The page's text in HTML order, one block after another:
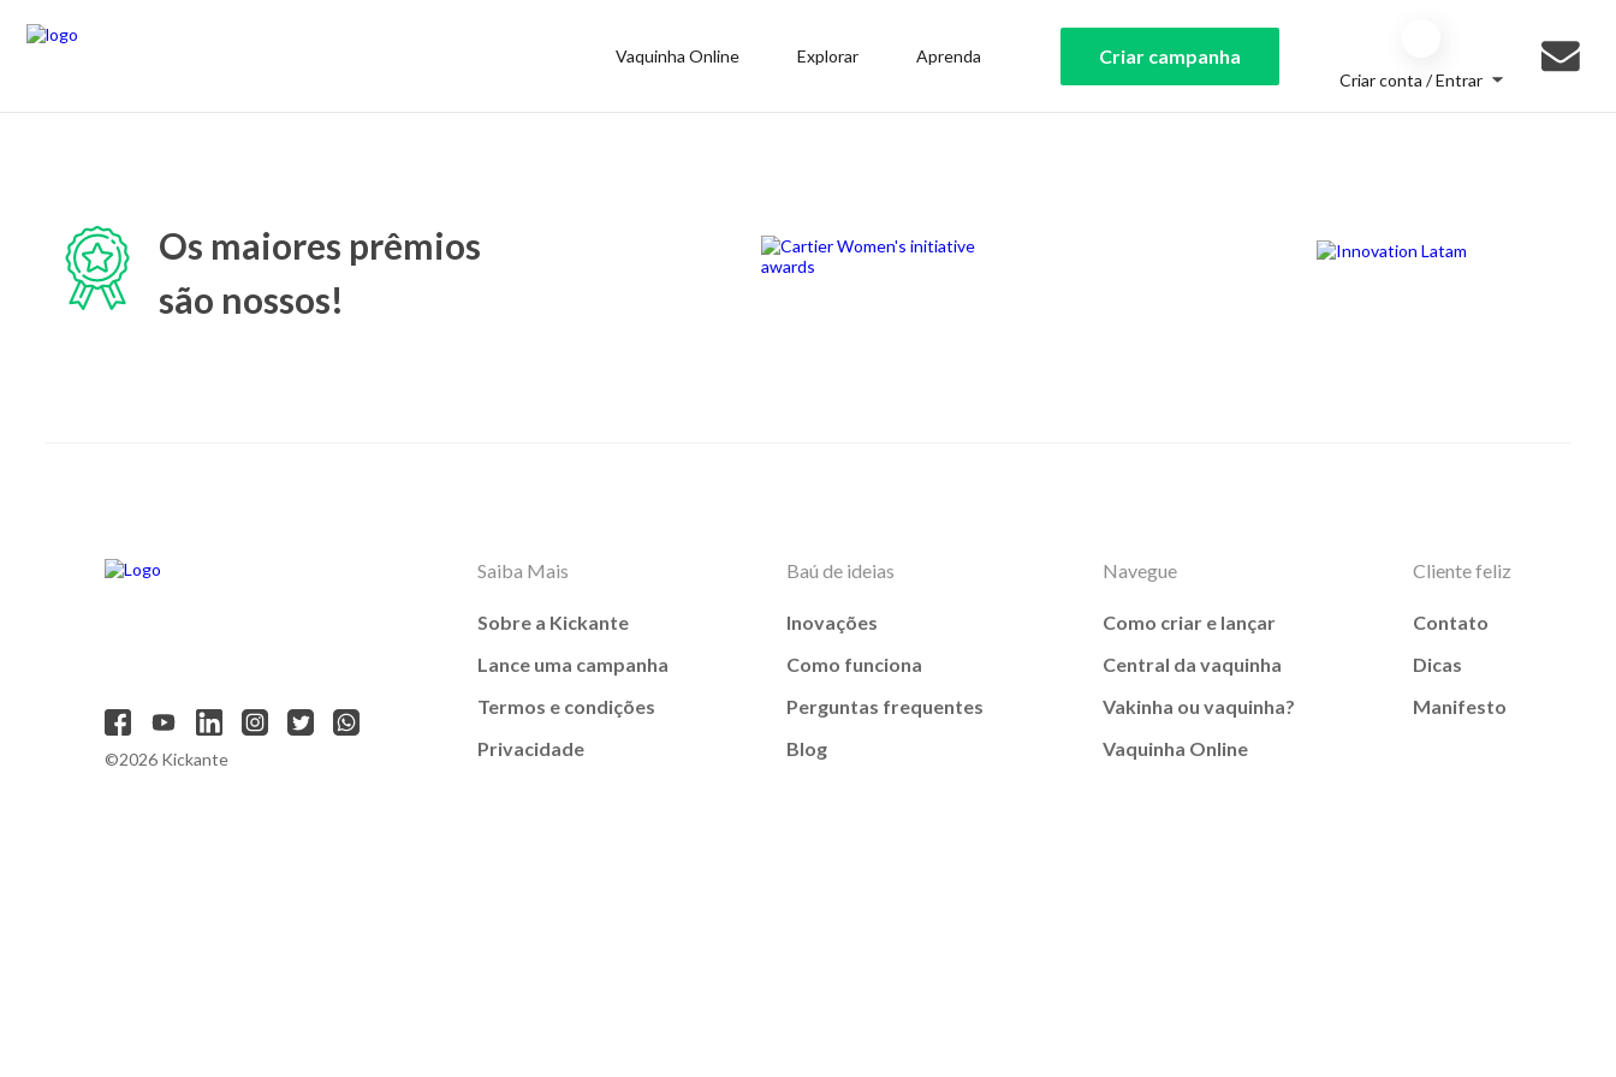
Vaquinha Online Explorar Aprenda Criar campanha
Criar conta / Entrar
Os maiores prêmios
são nossos!
©2026 Kickante
Saiba Mais
Sobre a Kickante
Lance uma campanha
Termos e condições
Privacidade
Baú de ideias
Inovações
Como funciona
Perguntas frequentes
Blog
Navegue
Como criar e lançar
Central da vaquinha
Vakinha ou vaquinha?
Vaquinha Online
Cliente feliz
Contato
Dicas
Manifesto